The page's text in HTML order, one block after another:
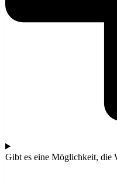
Gibt es eine Möglichkeit, die